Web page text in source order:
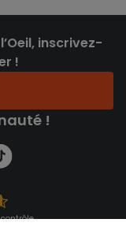
inscrivez-
!
!